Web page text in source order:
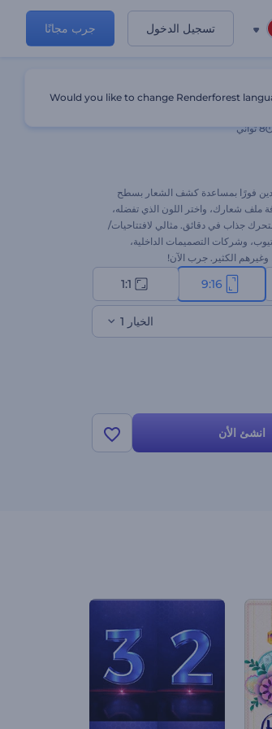
تسجيل الدخول جرب مجانًا
8 ثواني
فورًا بمساعدة كشف الشعار بسطح
ملف شعارك، واختر اللون الذي تفضله،
جذاب في دقائق. مثالي لافتتاحيات/
وشركات التصميمات الداخلية،
الكثير. جرب الآن!
9:16
1:1
الخيار 1
انشئ الأن
Would you like to change Renderforest